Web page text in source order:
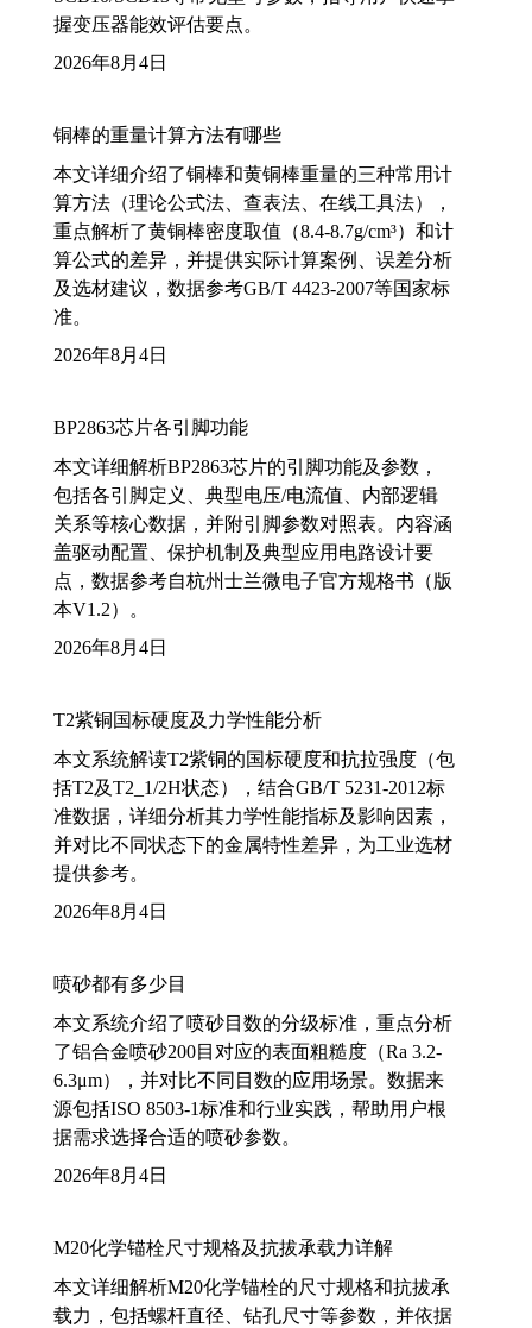
握变压器能效评估要点。
2026年8月4日
铜棒的重量计算方法有哪些
本文详细介绍了铜棒和黄铜棒重量的三种常用计
算方法（理论公式法、查表法、在线工具法），
重点解析了黄铜棒密度取值（8.4-8.7g/cm³）和计
算公式的差异，并提供实际计算案例、误差分析
及选材建议，数据参考GB/T 4423-2007等国家标
准。
2026年8月4日
BP2863芯片各引脚功能
本文详细解析BP2863芯片的引脚功能及参数，
包括各引脚定义、典型电压/电流值、内部逻辑
关系等核心数据，并附引脚参数对照表。内容涵
盖驱动配置、保护机制及典型应用电路设计要
点，数据参考自杭州士兰微电子官方规格书（版
本V1.2）。
2026年8月4日
T2紫铜国标硬度及力学性能分析
本文系统解读T2紫铜的国标硬度和抗拉强度（包
括T2及T2_1/2H状态），结合GB/T 5231-2012标
准数据，详细分析其力学性能指标及影响因素，
并对比不同状态下的金属特性差异，为工业选材
提供参考。
2026年8月4日
喷砂都有多少目
本文系统介绍了喷砂目数的分级标准，重点分析
了铝合金喷砂200目对应的表面粗糙度（Ra 3.2-
6.3μm），并对比不同目数的应用场景。数据来
源包括ISO 8503-1标准和行业实践，帮助用户根
据需求选择合适的喷砂参数。
2026年8月4日
M20化学锚栓尺寸规格及抗拔承载力详解
本文详细解析M20化学锚栓的尺寸规格和抗拔承
载力，包括螺杆直径、钻孔尺寸等参数，并依据